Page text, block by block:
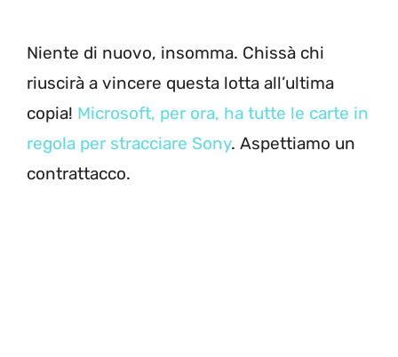
Niente di nuovo, insomma. Chissà chi
riuscirà a vincere questa lotta all’ultima
copia! Microsoft, per ora, ha tutte le carte in
regola per stracciare Sony. Aspettiamo un
contrattacco.